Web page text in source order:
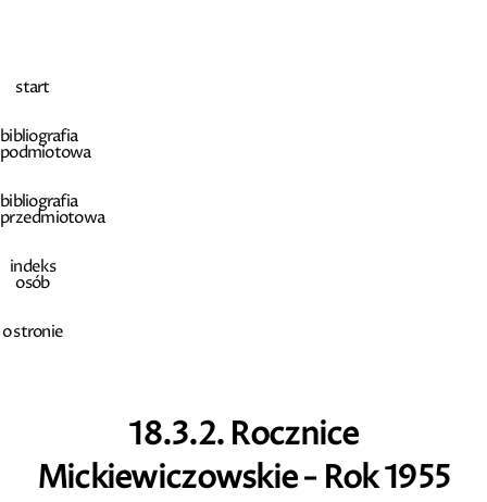
start
bibliografia
podmiotowa
bibliografia
przedmiotowa
indeks
osób
o stronie
18.3.2. Rocznice
Mickiewiczowskie - Rok 1955